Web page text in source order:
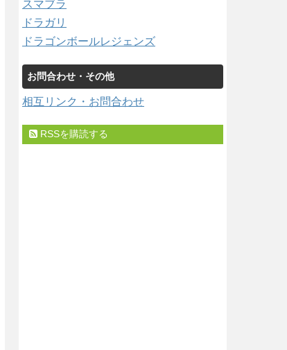
スマブラ
ドラガリ
ドラゴンボールレジェンズ
お問合わせ・その他
相互リンク・お問合わせ
RSSを購読する